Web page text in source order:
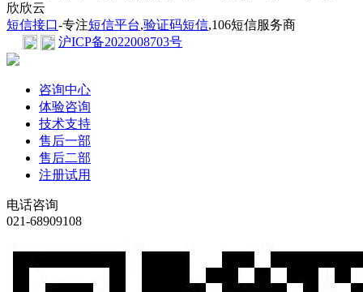
欣欣云
短信接口-专注短信平台,验证码短信,106短信服务商
沪ICP备2022008703号
咨询中心
体验咨询
技术支持
售后一部
售后二部
注册试用
电话咨询
021-68909108